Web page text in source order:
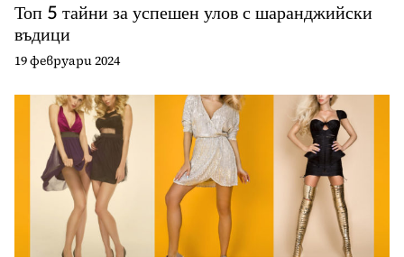
Топ 5 тайни за успешен улов с шаранджийски
въдици
19 февруари 2024